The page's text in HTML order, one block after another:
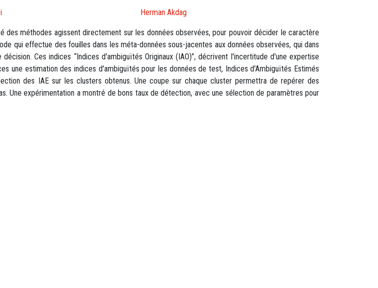
Herman Akdag
des méthodes agissent directement sur les données observées, pour pouvoir décider le caractère
qui effectue des fouilles dans les méta-données sous-jacentes aux données observées, qui dans
Ces indices “Indices d'ambiguïtés Originaux (IAO)”, décrivent l'incertitude d'une expertise
une estimation des indices d'ambiguïtés pour les données de test, Indices d'Ambiguïtés Estimés
des IAE sur les clusters obtenus. Une coupe sur chaque cluster permettra de repérer des
Une expérimentation a montré de bons taux de détection, avec une sélection de paramètres pour